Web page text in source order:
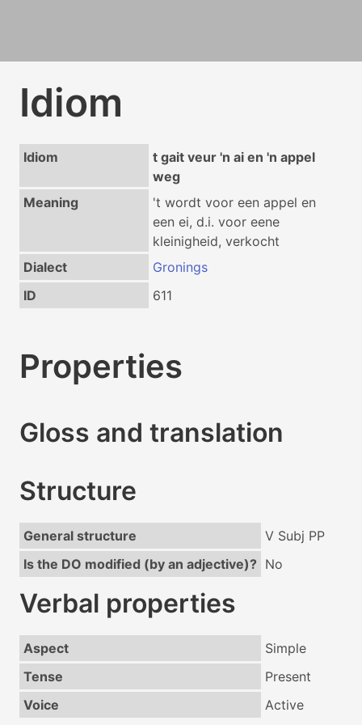
Idiom
Idiom
t gait veur 'n ai en 'n appel
weg
Meaning
't wordt voor een appel en
een ei, d.i. voor eene
kleinigheid, verkocht
Dialect
Gronings
ID
611
Properties
Gloss and translation
Structure
General structure
V Subj PP
Is the DO modified (by an adjective)? No
Verbal properties
Aspect
Simple
Tense
Present
Voice
Active